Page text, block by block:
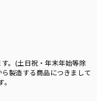
。(土日祝・年末年始等除
製造する商品につきまして